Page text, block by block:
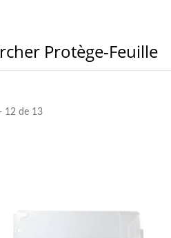
Protège-Feuille
12 de 13